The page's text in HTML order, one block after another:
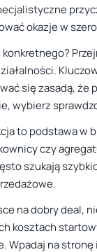
okazje w
konkretnego?
się zasadą,
wybierz
to podstawa w
czy
szukają
na dobry deal,
kosztach
Wpadaj na